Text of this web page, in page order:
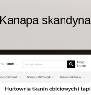
Kanapa